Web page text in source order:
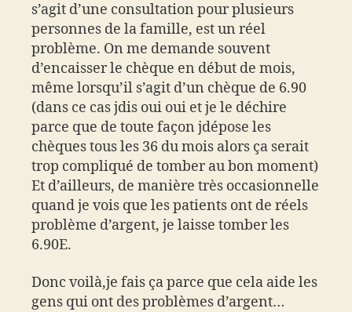
s’agit d’une consultation pour plusieurs
personnes de la famille, est un réel
problème. On me demande souvent
d’encaisser le chèque en début de mois,
même lorsqu’il s’agit d’un chèque de 6.90
(dans ce cas jdis oui oui et je le déchire
parce que de toute façon jdépose les
chèques tous les 36 du mois alors ça serait
trop compliqué de tomber au bon moment)
Et d’ailleurs, de manière très occasionnelle
quand je vois que les patients ont de réels
problème d’argent, je laisse tomber les
6.90E.
Donc voilà,je fais ça parce que cela aide les
gens qui ont des problèmes d’argent…